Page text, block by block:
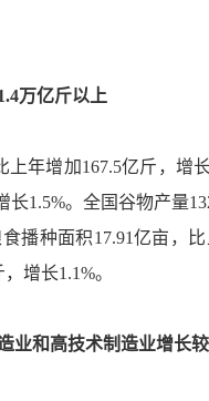
万亿斤以上
上年增加167.5亿斤，增
长1.5%。全国谷物产量
播种面积17.91亿亩，
，增长1.1%。
和高技术制造业增长